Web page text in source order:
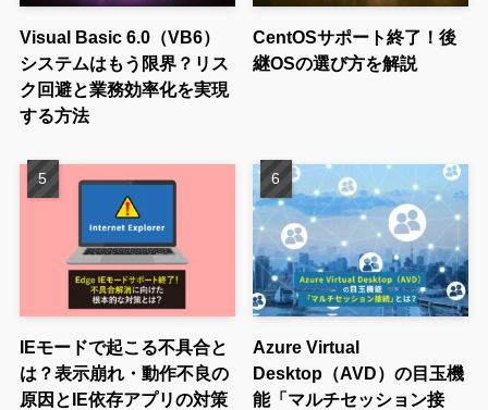
Visual Basic 6.0（VB6）
システムはもう限界？リス
ク回避と業務効率化を実現
する方法
CentOSサポート終了！後
継OSの選び方を解説
IEモードで起こる不具合と
は？表示崩れ・動作不良の
原因とIE依存アプリの対策
Azure Virtual
Desktop（AVD）の目玉機
能「マルチセッション接